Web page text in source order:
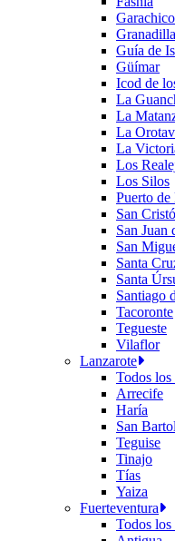
Garachico
Guía de
Güímar
Icod de
La
La
La
La
Los
Los Silos
Puerto de
San
San Juan
San
Santa
Santa
Santiago
Tacoronte
Tegueste
Vilaflor
Lanzarote
Todos
Arrecife
Haría
San
Teguise
Tinajo
Tías
Yaiza
Fuerteventura
Todos